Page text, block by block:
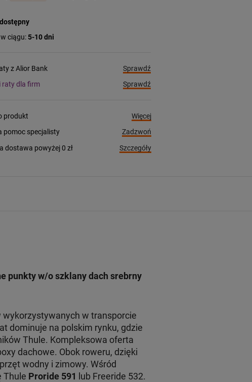
w ciągu:5-10 dni
z Alior Bank
Sprawdź
raty dla firm
Sprawdź
produkt
Więcej
pomoc specjalisty
Zadzwoń
dostawa powyżej 0 zł
Szczegóły
punkty w/o szklany dach srebrny
w transporcie
dominuje na polskim rynku, gdzie
Thule. Kompleksowa oferta
dachowe. Obok roweru, dzięki
wodny i zimowy. Wśród
Thule Proride 591 lub Freeride 532.